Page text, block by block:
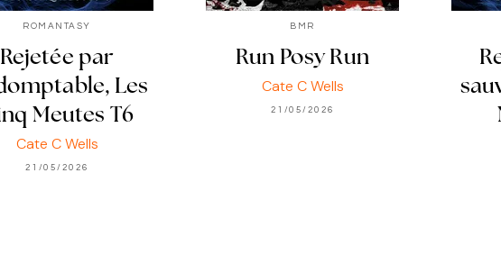
ROMANTASY
Rejetée par
Les
Meutes T6
Cate C Wells
21/05/2026
BMR
Run Posy Run
Cate C Wells
21/05/2026